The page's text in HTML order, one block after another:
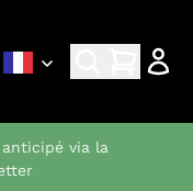
anticipé via la